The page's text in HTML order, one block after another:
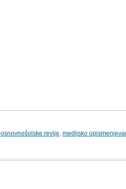
osnovnošolske revije medijsko